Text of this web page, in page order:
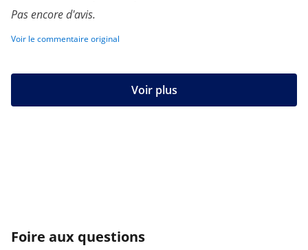
Pas encore d'avis.
Voir le commentaire original
Voir plus
Foire aux questions